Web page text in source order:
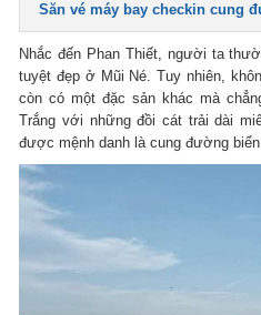
Săn vé máy bay checkin cung
Nhắc đến Phan Thiết, người ta
tuyệt đẹp ở Mũi Né. Tuy nhiên,
còn có một đặc sản khác mà
Trắng với những đồi cát trải dài
được mệnh danh là cung đường